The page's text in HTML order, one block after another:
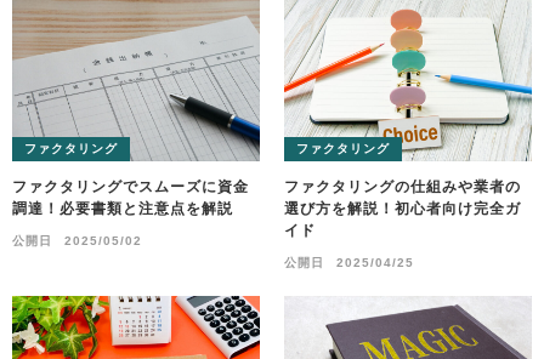
ファクタリング
ファクタリングでスムーズに資金
調達！必要書類と注意点を解説
公開日 2025/05/02
ファクタリング
ファクタリングの仕組みや業者の
選び方を解説！初心者向け完全ガ
イド
公開日 2025/04/25